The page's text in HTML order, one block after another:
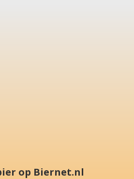
op Biernet.nl